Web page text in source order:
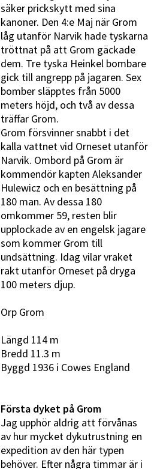
säker prickskytt med sina
kanoner. Den 4:e Maj när Grom
låg utanför Narvik hade tyskarna
tröttnat på att Grom gäckade
dem. Tre tyska Heinkel bombare
gick till angrepp på jagaren. Sex
bomber släpptes från 5000
meters höjd, och två av dessa
träffar Grom.
Grom försvinner snabbt i det
kalla vattnet vid Orneset utanför
Narvik. Ombord på Grom är
kommendör kapten Aleksander
Hulewicz och en besättning på
180 man. Av dessa 180
omkommer 59, resten blir
upplockade av en engelsk jagare
som kommer Grom till
undsättning. Idag vilar vraket
rakt utanför Orneset på dryga
100 meters djup.
Orp Grom
Längd 114 m
Bredd 11.3 m
Byggd 1936 i Cowes England
Första dyket på Grom
Jag upphör aldrig att förvånas
av hur mycket dykutrustning en
expedition av den här typen
behöver. Efter några timmar är i